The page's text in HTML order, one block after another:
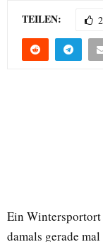
TEILEN: 2
Ein Wintersportort
damals gerade